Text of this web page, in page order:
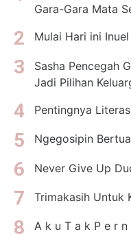
Gara-Gara Mata
Mulai Hari ini
Sasha Pencegah
Jadi Pilihan
Pentingnya
Ngegosipin
Never Give Up
Trimakasih Untuk
A k u T a k P e r n